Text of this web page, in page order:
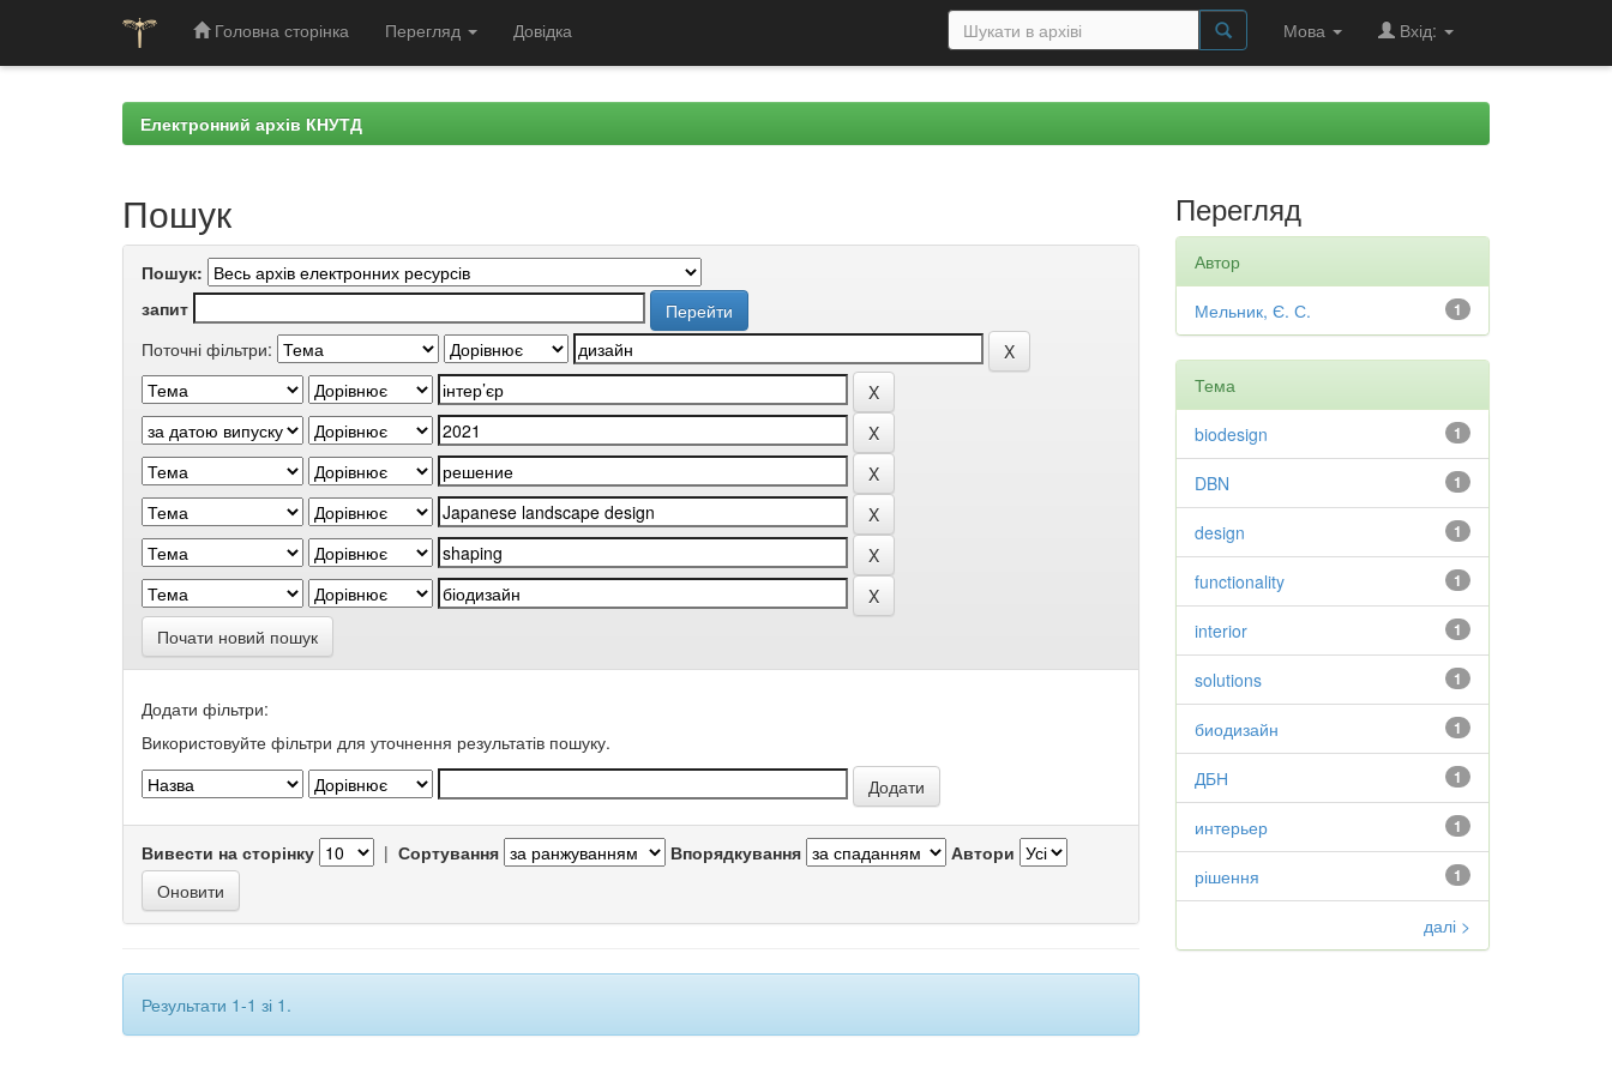
Головна сторінка Перегляд Довідка Мова Вхід:
Електронний архів КНУТД
Пошук
Пошук:
запит
Поточні фільтри:
Почати новий пошук
Додати фільтри:
Використовуйте фільтри для уточнення результатів пошуку.
Вивести на сторінку | Сортування Впорядкування Автори
Результати 1-1 зі 1.
Перегляд
Автор
1
Мельник, Є. С.
Тема
1
biodesign
1
DBN
1
design
1
functionality
1
interior
1
solutions
1
биодизайн
1
ДБН
1
интерьер
1
рішення
далі >